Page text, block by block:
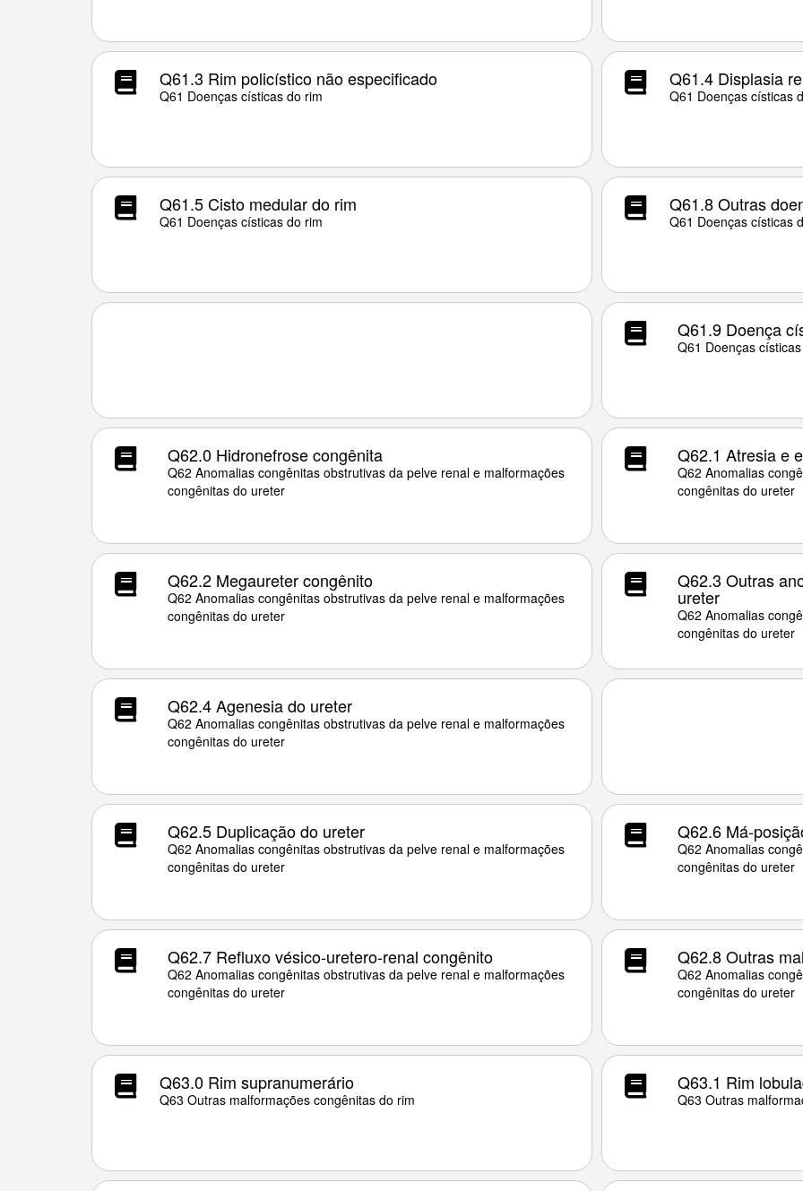
Q61.3 Rim policístico não especificado
Q61 Doenças císticas do rim
Q61.4 Displasia
Q61 Doenças císticas
Q61.5 Cisto medular do rim
Q61 Doenças císticas do rim
Q61.8 Outras
Q61 Doenças císticas
Q61.9 Doença
Q61 Doenças
Q62.0 Hidronefrose congênita
Q62 Anomalias congênitas obstrutivas da pelve renal e malformações
congênitas do ureter
Q62.1 Atresia e
Q62 Anomalias
congênitas do ureter
Q62.2 Megaureter congênito
Q62 Anomalias congênitas obstrutivas da pelve renal e malformações
congênitas do ureter
Q62.3 Outras
ureter
Q62 Anomalias
congênitas do ureter
Q62.4 Agenesia do ureter
Q62 Anomalias congênitas obstrutivas da pelve renal e malformações
congênitas do ureter
Q62.5 Duplicação do ureter
Q62 Anomalias congênitas obstrutivas da pelve renal e malformações
congênitas do ureter
Q62.6 Má-
Q62 Anomalias
congênitas do ureter
Q62.7 Refluxo vésico-uretero-renal congênito
Q62 Anomalias congênitas obstrutivas da pelve renal e malformações
congênitas do ureter
Q62.8 Outras
Q62 Anomalias
congênitas do ureter
Q63.0 Rim supranumerário
Q63 Outras malformações congênitas do rim
Q63.1 Rim
Q63 Outras